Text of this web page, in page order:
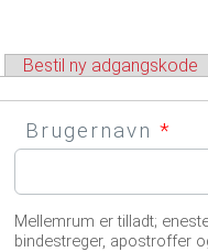
Bestil ny adgangskode
Brugernavn *
Mellemrum er tilladt;
bindestreger, apostroffer